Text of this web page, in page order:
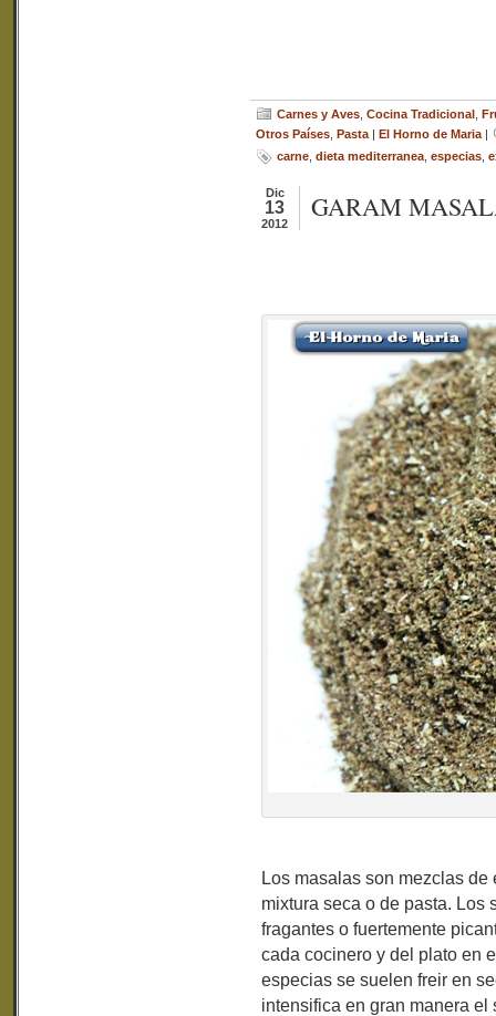
Carnes y Aves Cocina Tradicional
Otros Países Pasta | El Horno de Maria |
carne dieta mediterranea especias
Dic
13
2012
GARAM
Los masalas son mezclas
mixtura seca o de pasta. Los
fragantes o fuertemente
cada cocinero y del plato en
especias se suelen freir en
intensifica en gran manera